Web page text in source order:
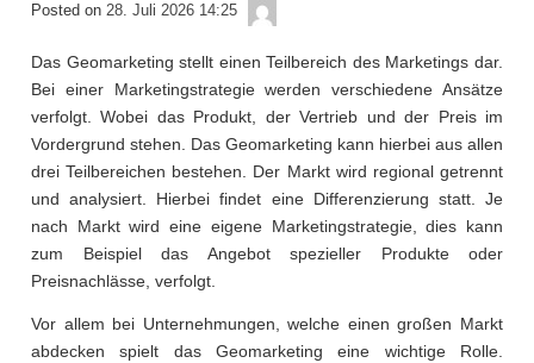
Posted on 28. Juli 2026 14:25
Das Geomarketing stellt einen Teilbereich des Marketings dar.
Bei einer Marketingstrategie werden verschiedene Ansätze
verfolgt. Wobei das Produkt, der Vertrieb und der Preis im
Vordergrund stehen. Das Geomarketing kann hierbei aus allen
drei Teilbereichen bestehen. Der Markt wird regional getrennt
und analysiert. Hierbei findet eine Differenzierung statt. Je
nach Markt wird eine eigene Marketingstrategie, dies kann
zum Beispiel das Angebot spezieller Produkte oder
Preisnachlässe, verfolgt.
Vor allem bei Unternehmungen, welche einen großen Markt
abdecken spielt das Geomarketing eine wichtige Rolle.